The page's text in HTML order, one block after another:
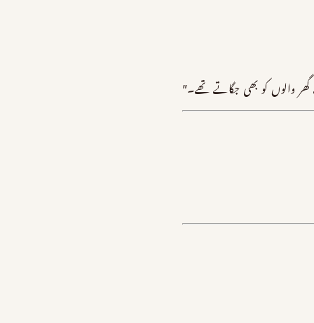
والوں کو بھی جگاتے تھے۔”